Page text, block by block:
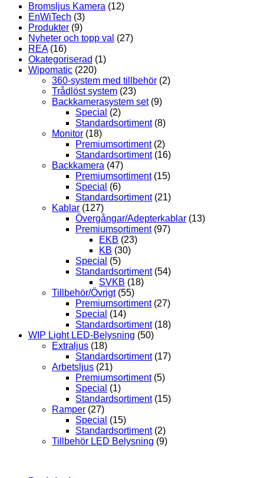
Bromsljus Kamera (12)
EnWiTech (3)
Produkter (9)
Nyheter och topp val (27)
REA (16)
Okategoriserad (1)
Wipomatic (220)
360-system med tillbehör (2)
Trådlöst system (23)
Backkamerasystem set (9)
Special (2)
Standardsortiment (8)
Monitor (18)
Premiumsortiment (2)
Standardsortiment (16)
Backkamera (47)
Premiumsortiment (15)
Special (6)
Standardsortiment (21)
Kablar (127)
Övergångar/Adepterkablar (13)
Premiumsortiment (97)
EKB (23)
KB (30)
Special (5)
Standardsortiment (54)
SVKB (18)
Tillbehör/Övrigt (55)
Premiumsortiment (27)
Special (14)
Standardsortiment (18)
WIP Light LED-Belysning (50)
Extraljus (18)
Standardsortiment (17)
Arbetsljus (21)
Premiumsortiment (5)
Special (1)
Standardsortiment (15)
Ramper (27)
Special (15)
Standardsortiment (2)
Tillbehör LED Belysning (9)